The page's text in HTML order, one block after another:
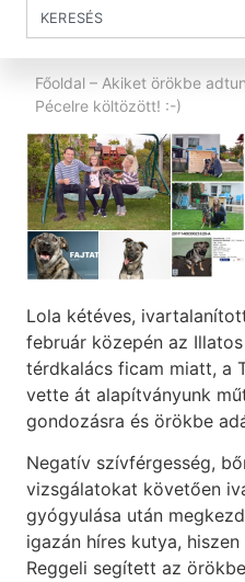
Főoldal – Akiket örökbe
Pécelre költözött! :-)
Lola kétéves,
február közepén az
térdkalács ficam miatt, a
vette át alapítványunk
gondozásra és örökbe
Negatív szívférgesség,
vizsgálatokat követően
gyógyulása után
igazán híres kutya,
Reggeli segített az